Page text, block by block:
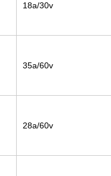
18a/30v
35a/60v
28a/60v